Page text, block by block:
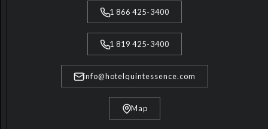
1 866 425-3400
1 819 425-3400
info@hotelquintessence.com
Map